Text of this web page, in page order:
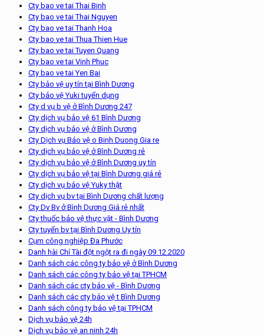
Cty bao ve tai Thai Binh
Cty bao ve tai Thai Nguyen
Cty bao ve tai Thanh Hoa
Cty bao ve tai Thua Thien Hue
Cty bao ve tai Tuyen Quang
Cty bao ve tai Vinh Phuc
Cty bao ve tai Yen Bai
Cty bảo vệ uy tín tại Bình Dương
Cty bảo vệ Yuki tuyển dụng
Cty d vụ b vệ ở Bình Dương 247
Cty dịch vụ bảo vệ 61 Bình Dương
Cty dịch vụ bảo vệ ở Bình Dương
Cty Dịch vụ Bảo vệ o Binh Duong Gia re
Cty dịch vụ bảo vệ ở Bình Dương rẻ
Cty dịch vụ bảo vệ ở Bình Dương uy tín
Cty dịch vụ bảo vệ tại Bình Dương giá rẻ
Cty dịch vụ bảo vệ Yuky thật
Cty dịch vụ bv tại Bình Dương chất lượng
Cty Dv Bv ở Bình Dương Giá rẻ nhất
Cty thuốc bảo vệ thực vật - Bình Dương
Cty tuyển bv tại Bình Dương Uy tín
Cụm công nghiệp Đa Phước
Danh hài Chí Tài đột ngột ra đi ngày 09.12.2020
Danh sách các công ty bảo vệ ở Bình Dương
Danh sách các công ty bảo vệ tại TPHCM
Danh sách các cty bảo vệ - Bình Dương
Danh sách các cty bảo vệ t Bình Dương
Danh sách công ty bảo vệ tại TPHCM
Dịch vụ bảo vệ 24h
Dịch vụ bảo vệ an ninh 24h